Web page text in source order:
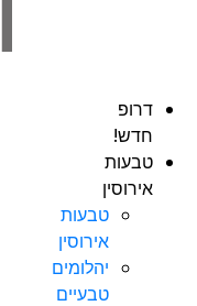
דרופ
חדש!
טבעות
אירוסין
טבעות
אירוסין
יהלומים
טבעיים